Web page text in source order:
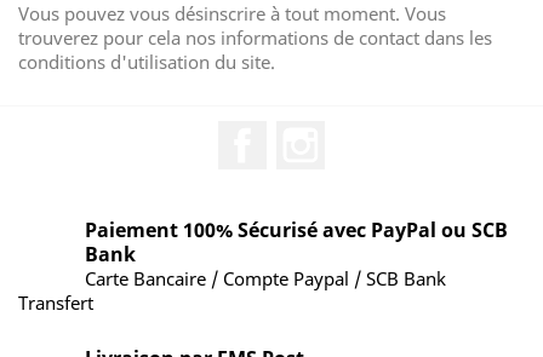
Vous pouvez vous désinscrire à tout moment. Vous
trouverez pour cela nos informations de contact dans les
conditions d'utilisation du site.
Paiement 100% Sécurisé avec PayPal ou SCB
Bank
Carte Bancaire / Compte Paypal / SCB Bank
Transfert